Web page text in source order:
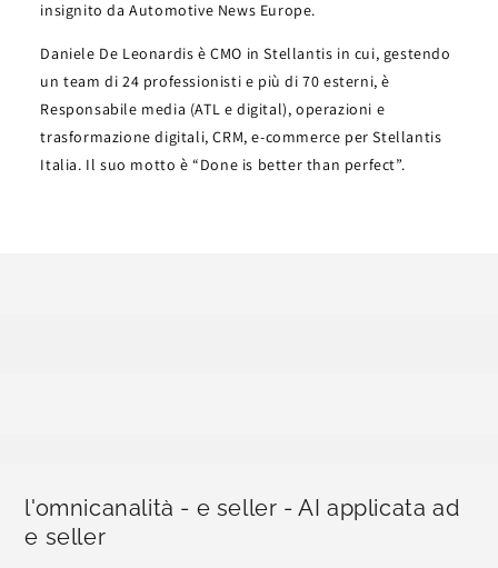
insignito da Automotive News Europe.
Daniele De Leonardis è CMO in Stellantis in cui, gestendo
un team di 24 professionisti e più di 70 esterni, è
Responsabile media (ATL e digital), operazioni e
trasformazione digitali, CRM, e-commerce per Stellantis
Italia. Il suo motto è “Done is better than perfect”.
l'omnicanalità - e seller - AI applicata ad
e seller